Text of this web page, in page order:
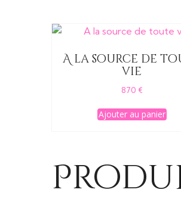
A la source de
vie
870 €
Ajouter au panier